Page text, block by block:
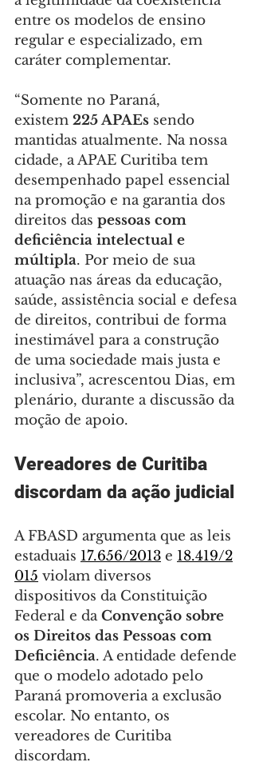
entre os modelos de ensino
regular e especializado, em
caráter complementar.
“Somente no Paraná,
existem 225 APAEs sendo
mantidas atualmente. Na nossa
cidade, a APAE Curitiba tem
desempenhado papel essencial
na promoção e na garantia dos
direitos das pessoas com
deficiência intelectual e
múltipla. Por meio de sua
atuação nas áreas da educação,
saúde, assistência social e defesa
de direitos, contribui de forma
inestimável para a construção
de uma sociedade mais justa e
inclusiva”, acrescentou Dias, em
plenário, durante a discussão da
moção de apoio.
Vereadores de Curitiba
discordam da ação judicial
A FBASD argumenta que as leis
estaduais 17.656/2013 e 18.419/2
015 violam diversos
dispositivos da Constituição
Federal e da Convenção sobre
os Direitos das Pessoas com
Deficiência. A entidade defende
que o modelo adotado pelo
Paraná promoveria a exclusão
escolar. No entanto, os
vereadores de Curitiba
discordam.